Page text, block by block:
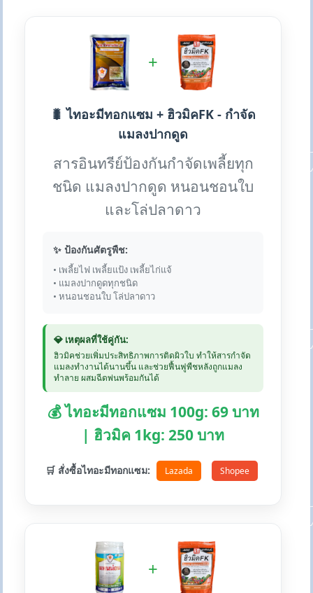
+
🐛 ไทอะมีทอกแซม + ฮิวมิคFK - กำจัด
แมลงปากดูด
สารอินทรีย์ป้องกันกำจัดเพลี้ยทุก
ชนิด แมลงปากดูด หนอนชอนใบ
และโล่ปลาดาว
✨ ป้องกันศัตรูพืช:
• เพลี้ยไฟ เพลี้ยแป้ง เพลี้ยไก่แจ้
• แมลงปากดูดทุกชนิด
• หนอนชอนใบ โล่ปลาดาว
💎 เหตุผลที่ใช้คู่กัน:
ฮิวมิคช่วยเพิ่มประสิทธิภาพการติดผิวใบ ทำให้สารกำจัด
แมลงทำงานได้นานขึ้น และช่วยฟื้นฟูพืชหลังถูกแมลง
ทำลาย ผสมฉีดพ่นพร้อมกันได้
💰 ไทอะมีทอกแซม 100g: 69 บาท
| ฮิวมิค 1kg: 250 บาท
🛒 สั่งซื้อไทอะมีทอกแซม: Lazada Shopee
+